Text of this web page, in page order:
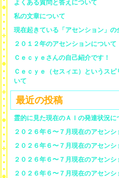
よくある質問と答えについて
私の文章について
現在起きている「アセンション」の
２０１２年のアセンションについて
Ｃｅｃｙｅさんの自己紹介です！
Ｃｅｃｙｅ（セスィエ）というス
いて
最近の投稿
霊的に見た現在のＡＩの発達状況
２０２６年６〜７月現在のアセン
２０２６年６〜７月現在のアセン
２０２６年６〜７月現在のアセン
２０２６年６〜７月現在のアセン